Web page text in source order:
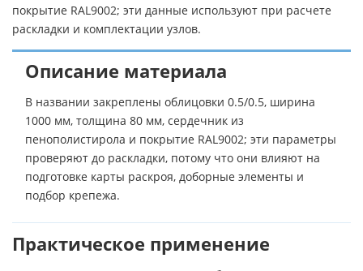
покрытие RAL9002; эти данные используют при расчете
раскладки и комплектации узлов.
Описание материала
В названии закреплены облицовки 0.5/0.5, ширина
1000 мм, толщина 80 мм, сердечник из
пенополистирола и покрытие RAL9002; эти параметры
проверяют до раскладки, потому что они влияют на
подготовке карты раскроя, доборные элементы и
подбор крепежа.
Практическое применение